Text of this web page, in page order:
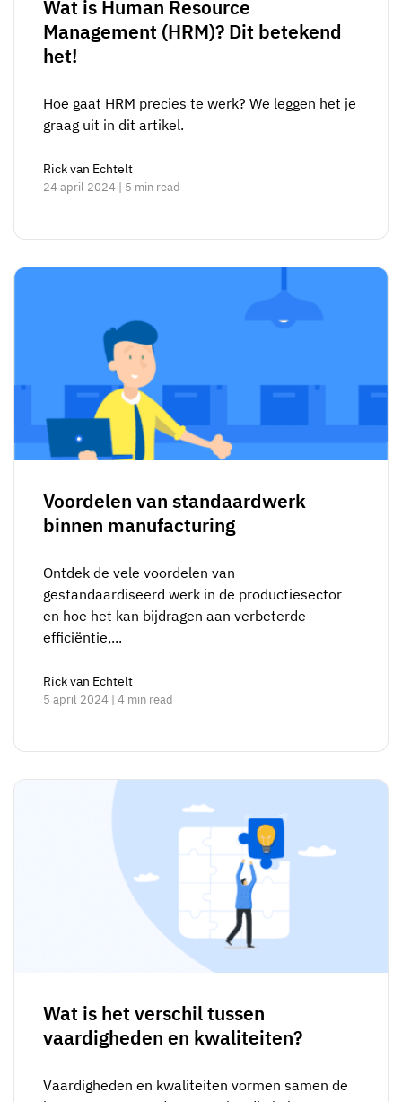
Wat is Human Resource
Management (HRM)? Dit betekend
het!
Hoe gaat HRM precies te werk? We leggen het je
graag uit in dit artikel.
Rick van Echtelt
24 april 2024 | 5 min read
Voordelen van standaardwerk
binnen manufacturing
Ontdek de vele voordelen van
gestandaardiseerd werk in de productiesector
en hoe het kan bijdragen aan verbeterde
efficiëntie,...
Rick van Echtelt
5 april 2024 | 4 min read
Wat is het verschil tussen
vaardigheden en kwaliteiten?
Vaardigheden en kwaliteiten vormen samen de